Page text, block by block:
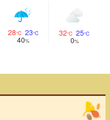
28 23
40
32 25
0